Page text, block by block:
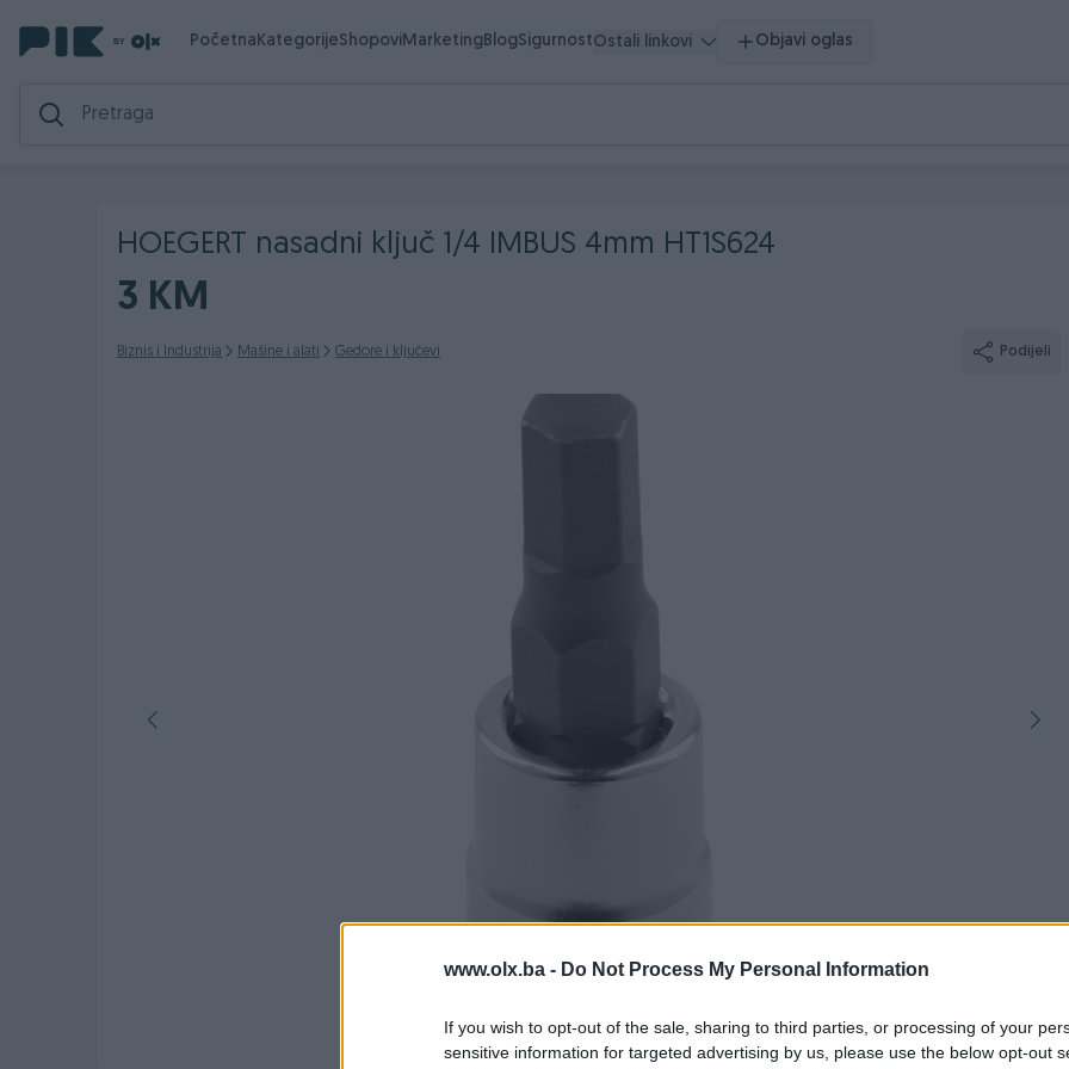
www.olx.ba - Do Not Process My Personal Information
If you wish to opt-out of the sale, sharing to third parties, or processing of your
sensitive information for targeted advertising by us, please use the below opt-out
PočetnaKategorijeShopoviMarketingBlogSigurnostOstali linkovi Objavi oglas
HOEGERT nasadni ključ 1/4 IMBUS 4mm HT1S624
3 KM
Biznis i Industrija Mašine i alati Gedore i ključevi Podijeli